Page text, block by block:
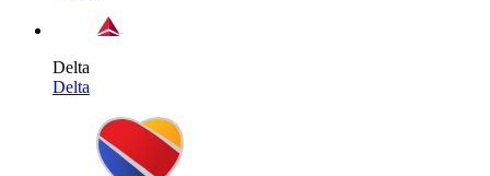
Delta
Delta